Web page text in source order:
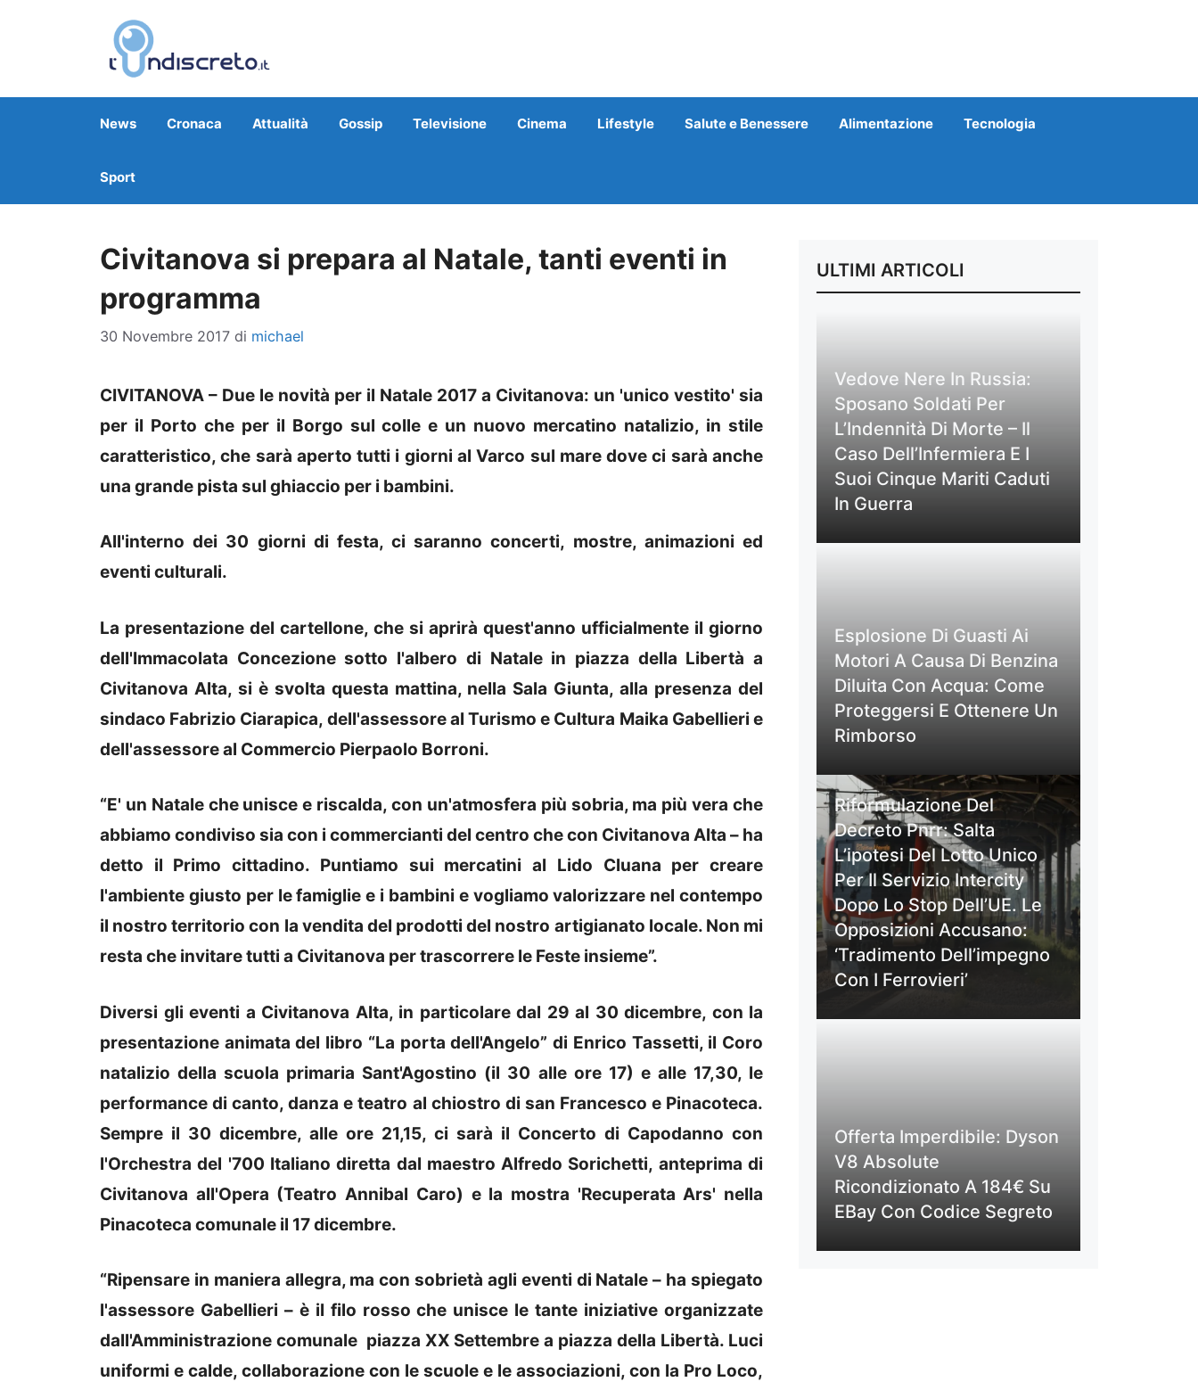
News Cronaca Attualità Gossip Televisione Cinema Lifestyle Salute e Benessere Alimentazione Tecnologia
Sport
Civitanova si prepara al Natale, tanti eventi in
programma
30 Novembre 2017 di michael
CIVITANOVA – Due le novità per il Natale 2017 a Civitanova: un 'unico vestito' sia
per il Porto che per il Borgo sul colle e un nuovo mercatino natalizio, in stile
caratteristico, che sarà aperto tutti i giorni al Varco sul mare dove ci sarà anche
una grande pista sul ghiaccio per i bambini.
All'interno dei 30 giorni di festa, ci saranno concerti, mostre, animazioni ed
eventi culturali.
La presentazione del cartellone, che si aprirà quest'anno ufficialmente il giorno
dell'Immacolata Concezione sotto l'albero di Natale in piazza della Libertà a
Civitanova Alta, si è svolta questa mattina, nella Sala Giunta, alla presenza del
sindaco Fabrizio Ciarapica, dell'assessore al Turismo e Cultura Maika Gabellieri e
dell'assessore al Commercio Pierpaolo Borroni.
“E' un Natale che unisce e riscalda, con un'atmosfera più sobria, ma più vera che
abbiamo condiviso sia con i commercianti del centro che con Civitanova Alta – ha
detto il Primo cittadino. Puntiamo sui mercatini al Lido Cluana per creare
l'ambiente giusto per le famiglie e i bambini e vogliamo valorizzare nel contempo
il nostro territorio con la vendita del prodotti del nostro artigianato locale. Non mi
resta che invitare tutti a Civitanova per trascorrere le Feste insieme”.
Diversi gli eventi a Civitanova Alta, in particolare dal 29 al 30 dicembre, con la
presentazione animata del libro “La porta dell'Angelo” di Enrico Tassetti, il Coro
natalizio della scuola primaria Sant'Agostino (il 30 alle ore 17) e alle 17,30, le
performance di canto, danza e teatro al chiostro di san Francesco e Pinacoteca.
Sempre il 30 dicembre, alle ore 21,15, ci sarà il Concerto di Capodanno con
l'Orchestra del '700 Italiano diretta dal maestro Alfredo Sorichetti, anteprima di
Civitanova all'Opera (Teatro Annibal Caro) e la mostra 'Recuperata Ars' nella
Pinacoteca comunale il 17 dicembre.
“Ripensare in maniera allegra, ma con sobrietà agli eventi di Natale – ha spiegato
l'assessore Gabellieri – è il filo rosso che unisce le tante iniziative organizzate
dall'Amministrazione comunale piazza XX Settembre a piazza della Libertà. Luci
uniformi e calde, collaborazione con le scuole e le associazioni, con la Pro Loco,
ULTIMI ARTICOLI
Vedove Nere In Russia:
Sposano Soldati Per
L’Indennità Di Morte – Il
Caso Dell’Infermiera E I
Suoi Cinque Mariti Caduti
In Guerra
Esplosione Di Guasti Ai
Motori A Causa Di Benzina
Diluita Con Acqua: Come
Proteggersi E Ottenere Un
Rimborso
Riformulazione Del
Decreto Pnrr: Salta
L’ipotesi Del Lotto Unico
Per Il Servizio Intercity
Dopo Lo Stop Dell’UE. Le
Opposizioni Accusano:
‘Tradimento Dell’impegno
Con I Ferrovieri’
Offerta Imperdibile: Dyson
V8 Absolute
Ricondizionato A 184€ Su
EBay Con Codice Segreto